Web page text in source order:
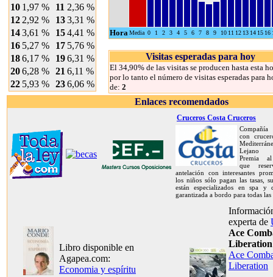
10 1,97 % 11 2,36 %
12 2,92 % 133,31 %
143,61 % 154,41 %
16 5,27 % 17 5,76 %
186,17 % 196,31 %
206,28 % 21 6,11 %
22 5,93 % 236,06 %
HoraMedia 0 1 2 3 4 5 6 7 8 9 10 11 12 13 14 15 16
Visitas esperadas para hoy
El 34,90% de las visitas se producen hasta esta
por lo tanto el número de visitas esperadas para
de: 2
Enlaces recomendados
Cruceros Costa Cruceros
con
Lejano
Premia
que
antelación con interesantes
los niños sólo pagan las tasas,
están especializados en spa y
garantizada a bordo para todas las
Libro disponible en
Agapea.com:
Economia y espíritu
experta de
Ace
Liberation
Ace
Liberation